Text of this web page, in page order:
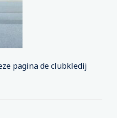
pagina de clubkledij